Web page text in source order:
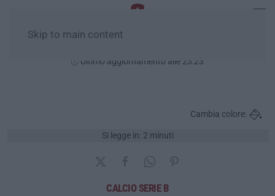
Skip to main content
Ultimo aggiornamento alle 23:23
Si legge in: 2 minuti
Cambia colore:
CALCIO SERIE B